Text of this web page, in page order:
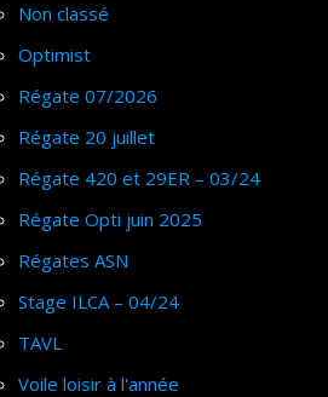
Non classé
Optimist
Régate 07/2026
Régate 20 juillet
Régate 420 et 29ER – 03/24
Régate Opti juin 2025
Régates ASN
Stage ILCA – 04/24
TAVL
Voile loisir à l'année